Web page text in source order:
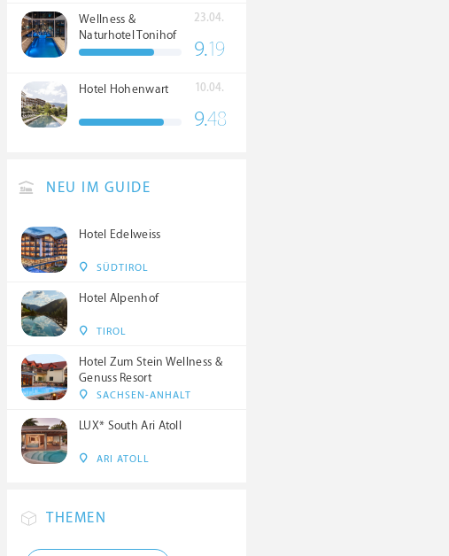
Wellness &
Naturhotel Tonihof
****S
23.04.
9.19
Hotel Hohenwart 10.04.
9.48
NEU IM GUIDE
Hotel Edelweiss
SÜDTIROL
Hotel Alpenhof
TIROL
Hotel Zum Stein Wellness &
Genuss Resort
SACHSEN-ANHALT
LUX* South Ari Atoll
ARI ATOLL
THEMEN